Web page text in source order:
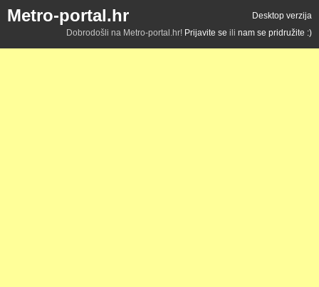
Metro-portal.hr
Desktop verzija
Dobrodošli na Metro-portal.hr! Prijavite se ili nam se pridružite :)